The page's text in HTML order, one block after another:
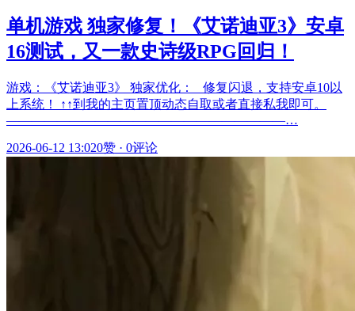
单机游戏 独家修复！《艾诺迪亚3》安卓
16测试，又一款史诗级RPG回归！
游戏：《艾诺迪亚3》 独家优化： _修复闪退，支持安卓10以
上系统！ ↑↑到我的主页置顶动态自取或者直接私我即可。
——————————————————————…
2026-06-12 13:020赞 · 0评论